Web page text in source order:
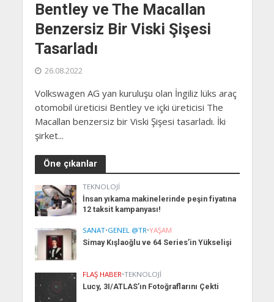
Bentley ve The Macallan
Benzersiz Bir Viski Şişesi
Tasarladı
26.08.2022
Volkswagen AG yan kuruluşu olan İngiliz lüks araç
otomobil üreticisi Bentley ve içki üreticisi The
Macallan benzersiz bir Viski Şişesi tasarladı. İki
şirket...
Öne çıkanlar
TEKNOLOJI
İnsan yıkama makinelerinde peşin fiyatına
12 taksit kampanyası!
SANAT•GENEL @TR•YAŞAM
Simay Kışlaoğlu ve 64 Series’in Yükselişi
FLAŞ HABER•TEKNOLOJI
Lucy, 3I/ATLAS’ın Fotoğraflarını Çekti